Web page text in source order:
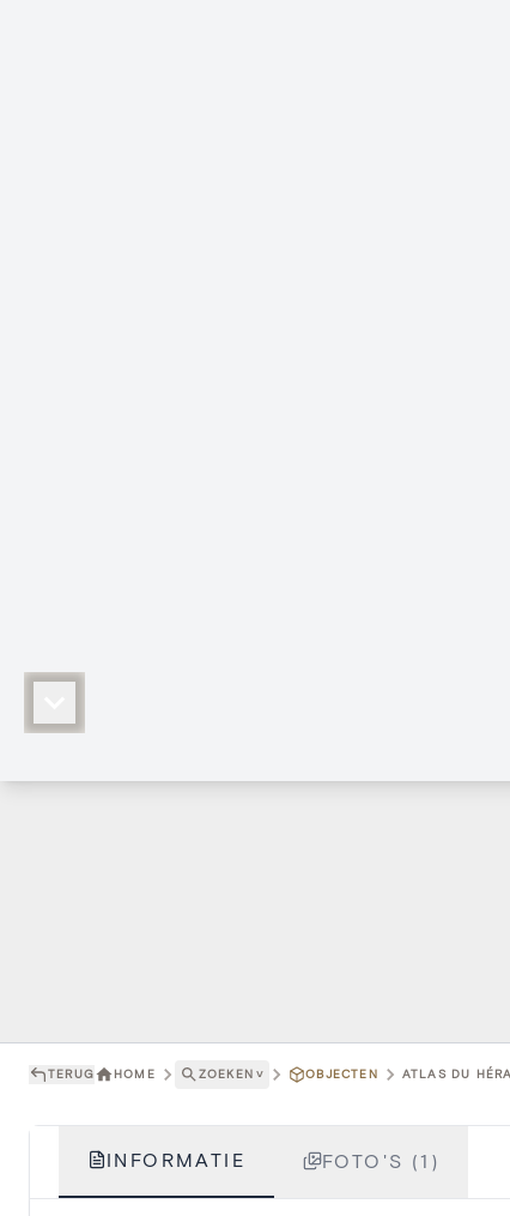
TERUG HOME ZOEKEN ˅ OBJECTEN ATLAS DU
INFORMATIE FOTO'S (1)